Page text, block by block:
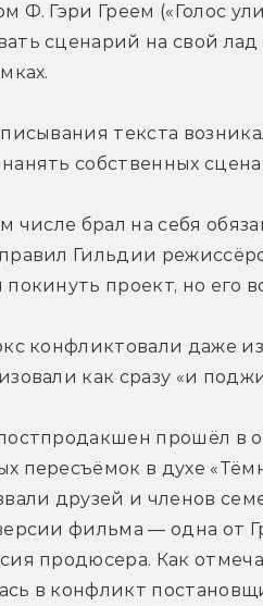
Ф. Гэри Греем («Голос
сценарий на свой
текста
собственных
числе брал на себя
Гильдии
покинуть проект, но его
конфликтовали даже
как сразу «и
прошёл в
пересъёмок в духе
друзей и членов
фильма — одна от
продюсера. Как
в конфликт